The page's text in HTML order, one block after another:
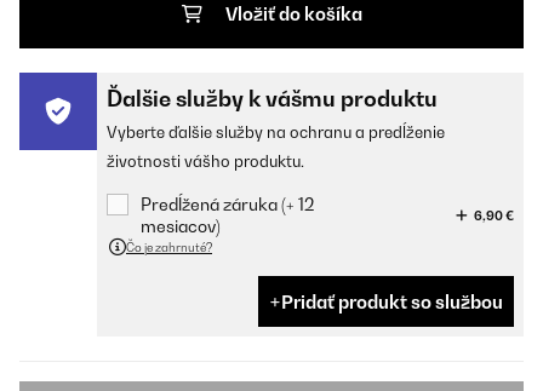
Vložiť do košíka
Ďalšie služby k vášmu produktu
Vyberte ďalšie služby na ochranu a predĺženie
životnosti vášho produktu.
Predĺžená záruka (+ 12
mesiacov)
6,90 €
Čo je zahrnuté?
Pridať produkt so službou